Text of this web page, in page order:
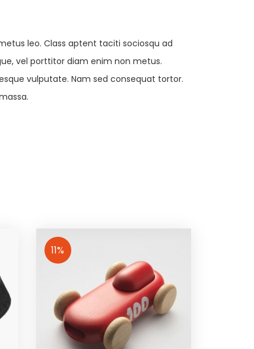
leo. Class aptent taciti sociosqu ad
vel porttitor diam enim non metus.
vulputate. Nam sed consequat tortor.
11%